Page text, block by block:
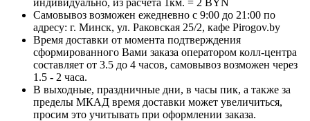
Самовывоз возможен ежедневно с 9:00 до 21:00 по
адресу: г. Минск, ул. Раковская 25/2, кафе Pirogov.by
Время доставки от момента подтверждения
сформированного Вами заказа оператором колл-центра
составляет от 3.5 до 4 часов, самовывоз возможен через
1.5 - 2 часа.
В выходные, праздничные дни, в часы пик, а также за
пределы МКАД время доставки может увеличиться,
просим это учитывать при оформлении заказа.